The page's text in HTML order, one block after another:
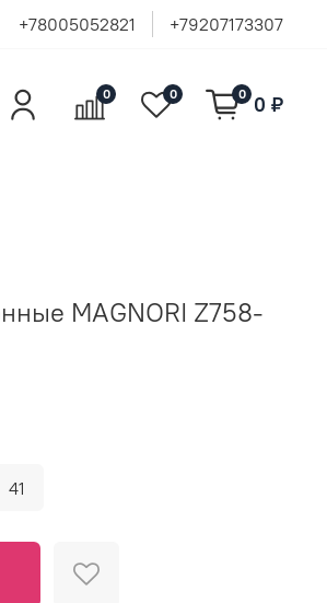
+78005052821 +79207173307
0 0 0 0 ₽
MAGNORI Z758-
41